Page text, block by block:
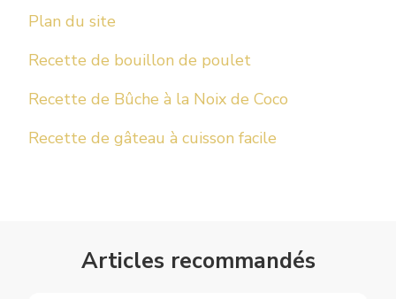
Plan du site
Recette de bouillon de poulet
Recette de Bûche à la Noix de Coco
Recette de gâteau à cuisson facile
Articles recommandés